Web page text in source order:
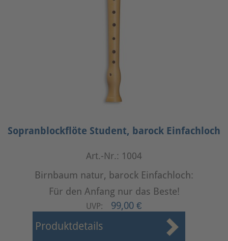
Sopranblockflöte Student, barock Einfachloch
Art.-Nr.: 1004
Birnbaum natur, barock Einfachloch:
Für den Anfang nur das Beste!
UVP: 99,00 €
Produktdetails